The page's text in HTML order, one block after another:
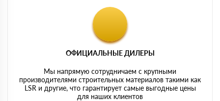
ОФИЦИАЛЬНЫЕ ДИЛЕРЫ
Мы напрямую сотрудничаем с крупными
производителями строительных материалов такими как
LSR и другие, что гарантирует самые выгодные цены
для наших клиентов